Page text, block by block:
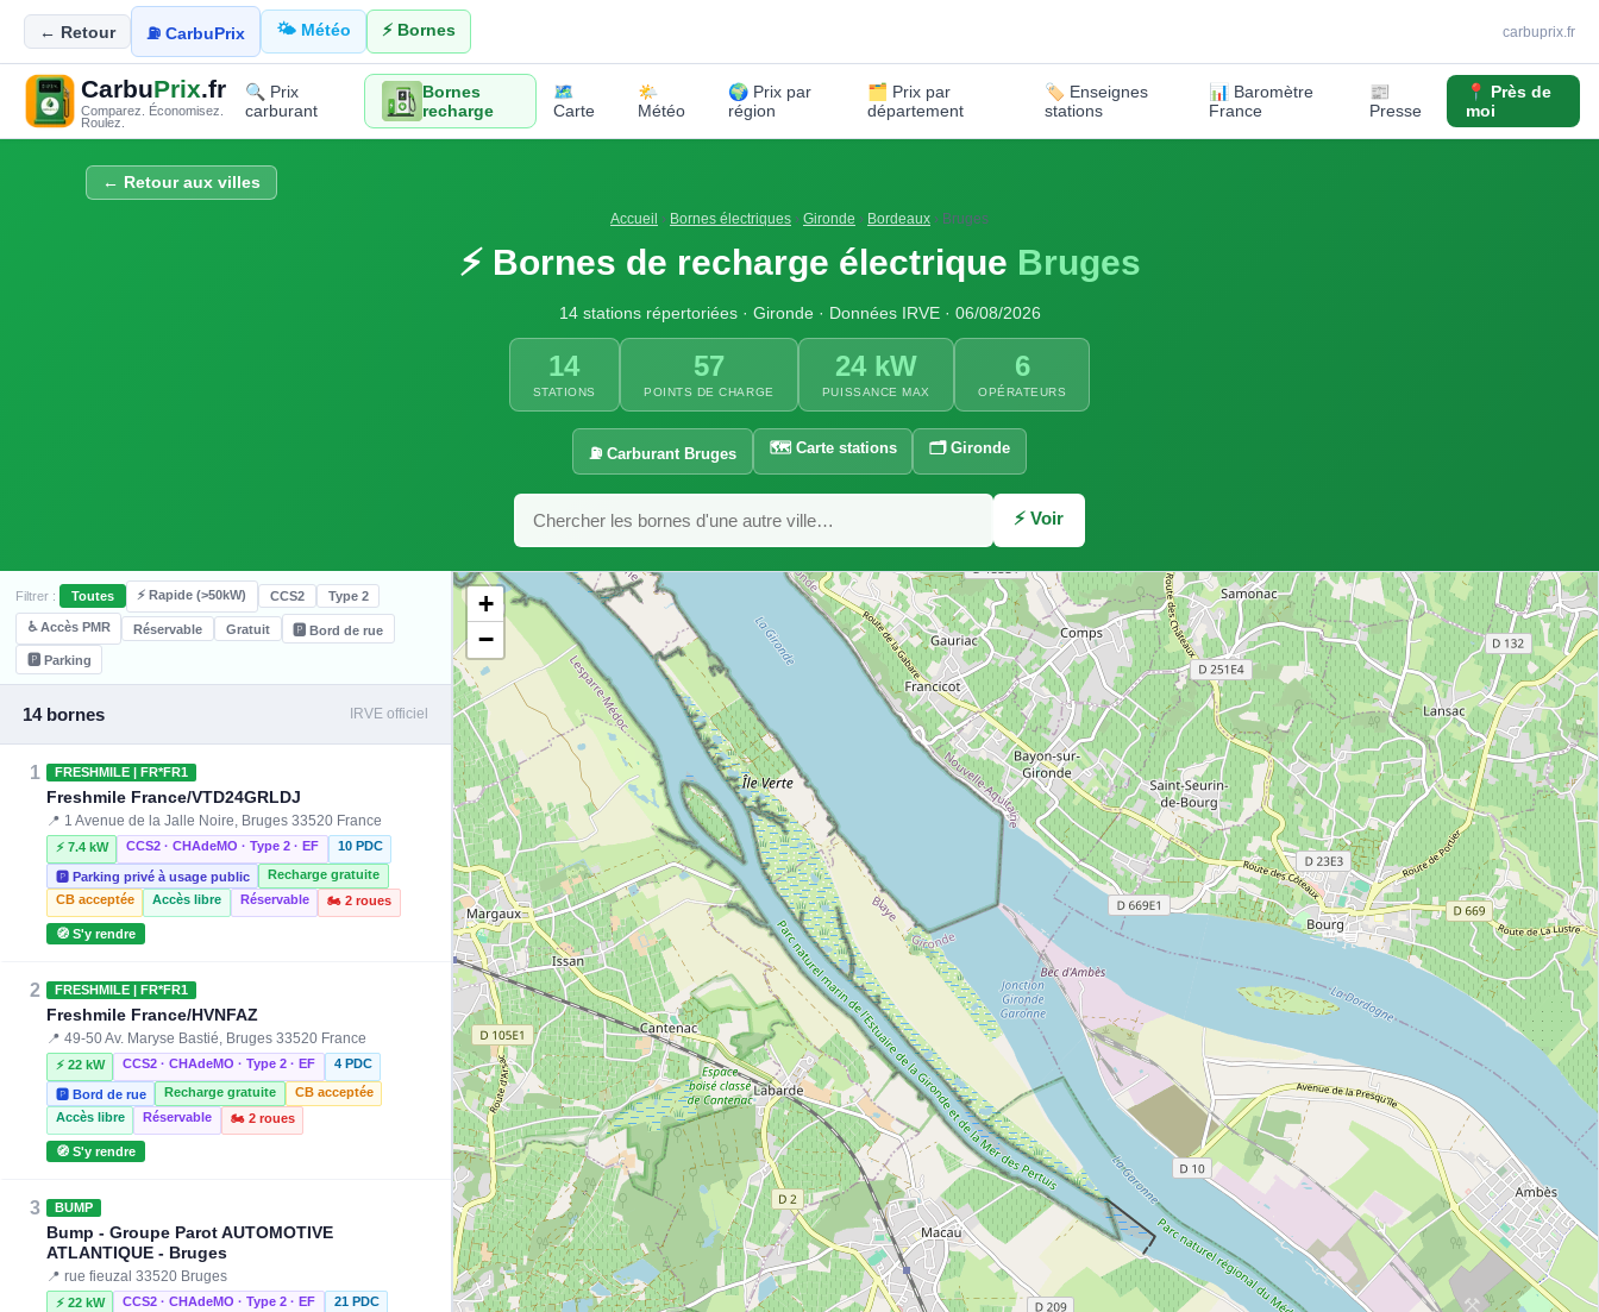
← Retour ⛽ CarbuPrix 🌤️ Météo ⚡ Bornes carbuprix.fr
CarbuPrix.fr
Comparez. Économisez.
Roulez.
🔍 Prix
carburant
Bornes
recharge
🗺️
Carte
🌤️
Météo
🌍 Prix par
région
🗂️ Prix par
département
🏷️ Enseignes
stations
📊 Baromètre
France
📰
Presse
📍 Près de
moi
← Retour aux villes
Accueil › Bornes électriques › Gironde › Bordeaux › Bruges
⚡ Bornes de recharge électrique Bruges
14 stations répertoriées · Gironde · Données IRVE · 06/08/2026
14
STATIONS
57
POINTS DE CHARGE
24 kW
PUISSANCE MAX
6
OPÉRATEURS
⛽ Carburant Bruges 🗺️ Carte stations 🗂️ Gironde
⚡ Voir
Filtrer : Toutes ⚡ Rapide (>50kW) CCS2 Type 2
♿ Accès PMR Réservable Gratuit 🅿️ Bord de rue
🅿️ Parking
14 bornes IRVE officiel
1 FRESHMILE | FR*FR1
Freshmile France/VTD24GRLDJ
📍 1 Avenue de la Jalle Noire, Bruges 33520 France
⚡ 7.4 kW CCS2 · CHAdeMO · Type 2 · EF 10 PDC
🅿️ Parking privé à usage public
Recharge gratuite
CB acceptée
Accès libre Réservable 🏍️ 2 roues
🧭 S'y rendre
2 FRESHMILE | FR*FR1
Freshmile France/HVNFAZ
📍 49-50 Av. Maryse Bastié, Bruges 33520 France
⚡ 22 kW CCS2 · CHAdeMO · Type 2 · EF 4 PDC
🅿️ Bord de rue Recharge gratuite
CB acceptée
Accès libre
Réservable 🏍️ 2 roues
🧭 S'y rendre
3 BUMP
Bump - Groupe Parot AUTOMOTIVE
ATLANTIQUE - Bruges
📍 rue fieuzal 33520 Bruges
⚡ 22 kW CCS2 · CHAdeMO · Type 2 · EF 21 PDC
+
−